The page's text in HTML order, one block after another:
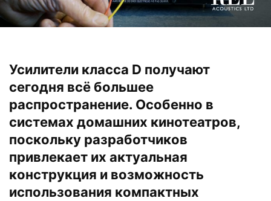
Усилители класса D получают
сегодня всё большее
распространение. Особенно в
системах домашних кинотеатров,
поскольку разработчиков
привлекает их актуальная
конструкция и возможность
использования компактных